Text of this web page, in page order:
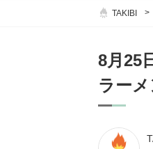
TAKIBI
8月25
ラーメ